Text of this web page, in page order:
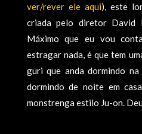
ver/rever ele aqui), este
criada pelo diretor David
Máximo que eu vou
estragar nada, é que tem
guri que anda dormindo
dormindo de noite em
monstrenga estilo Ju-on.